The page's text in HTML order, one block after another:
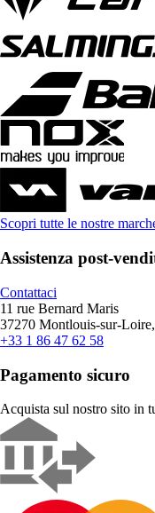
Scopri tutte le nostre
Assistenza post-
Contattaci
11 rue Bernard Maris
37270 Montlouis-sur-
+33 1 86 47 62 58
Pagamento sicuro
Acquista sul nostro sito in